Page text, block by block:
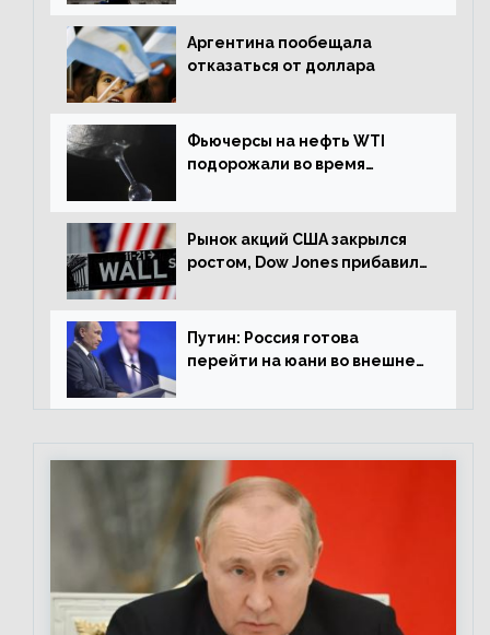
Аргентина пообещала
отказаться от доллара
Фьючерсы на нефть WTI
подорожали во время
Рынок акций США закрылся
ростом, Dow Jones прибавил
Путин: Россия готова
перейти на юани во внешней